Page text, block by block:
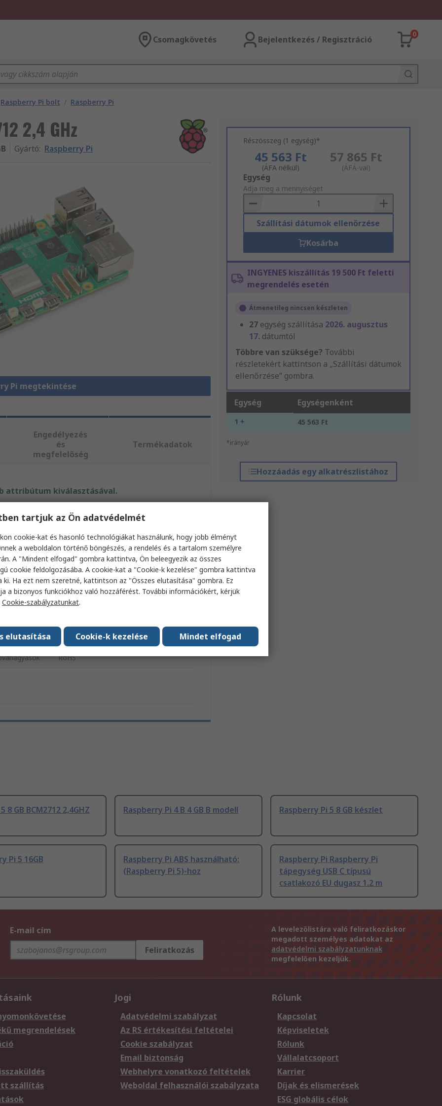
Csomagkövetés Bejelentkezés / Regisztráció
0
Raspberry Pi bolt / Raspberry Pi
2,4 GHz
Gyártó: Raspberry Pi
Pi megtekintése
Részösszeg (1 egység)*
45 563 Ft
(ÁFA nélkül)
57 865 Ft
(ÁFÁ-val)
Add
to
Basket
Egység
Adja meg a mennyiséget
Szállítási dátumok ellenőrzése
Kosárba
INGYENES kiszállítás 19 500 Ft feletti
megrendelés esetén
Átmenetileg nincsen készleten
27 egység szállítása 2026. augusztus
17. dátumtól
Többre van szüksége? További
részletekért kattintson a „Szállítási dátumok
ellenőrzése” gombra.
Egység Egységenként
1 + 45 563 Ft
*irányár
Hozzáadás egy alkatrészlistához
Engedélyezés
és
megfelelőség
Termékadatok
attribútum kiválasztásával.
Érték
Raspberry Pi
5
Raspberry Pi
Raspberry Pi 5 4 GB BCM2712 2,4 GHz
RoHS
8 GB BCM2712 2,4GHZ Raspberry Pi 4 B 4 GB B modell Raspberry Pi 5 8 GB készlet
Pi 5 16GB
Raspberry Pi ABS használható:
(Raspberry Pi 5)-hoz
Raspberry Pi Raspberry Pi
tápegység USB C típusú
csatlakozó EU dugasz 1.2 m
E-mail cím
Feliratkozás
A levelezőlistára való feliratkozáskor
megadott személyes adatokat az
adatvédelmi szabályzatunknak
megfelelően kezeljük.
megrendelések
szállítás
Jogi
Adatvédelmi szabályzat
Az RS értékesítési feltételei
Cookie szabályzat
Email biztonság
Webhelyre vonatkozó feltételek
Weboldal felhasználói szabályzata
Rólunk
Kapcsolat
Képviseletek
Rólunk
Vállalatcsoport
Karrier
Díjak és elismerések
ESG globális célok
tartjuk az Ön adatvédelmét
cookie-kat és hasonló technológiákat használunk, hogy jobb élményt
a weboldalon történő böngészés, a rendelés és a tartalom személyre
A "Mindent elfogad" gombra kattintva, Ön beleegyezik az összes
cookie feldolgozásába. A cookie-kat a "Cookie-k kezelése" gombra kattintva
ki. Ha ezt nem szeretné, kattintson az "Összes elutasítása" gombra. Ez
a bizonyos funkciókhoz való hozzáférést. További információkért, kérjük
Cookie-szabályzatunkat.
Mindet elfogad
Cookie-k kezelése
elutasítása